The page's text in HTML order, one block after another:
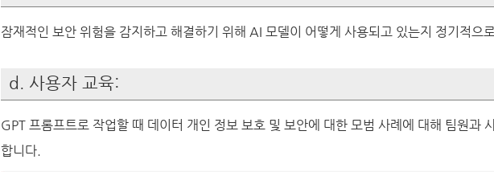
잠재적인 보안 위험을 감지하고 해결하기 위해 AI 모델이 어떻게 사용되고 있는지 정기적으
d. 사용자 교육:
GPT 프롬프트로 작업할 때 데이터 개인 정보 보호 및 보안에 대한 모범 사례에 대해 팀원과
합니다.